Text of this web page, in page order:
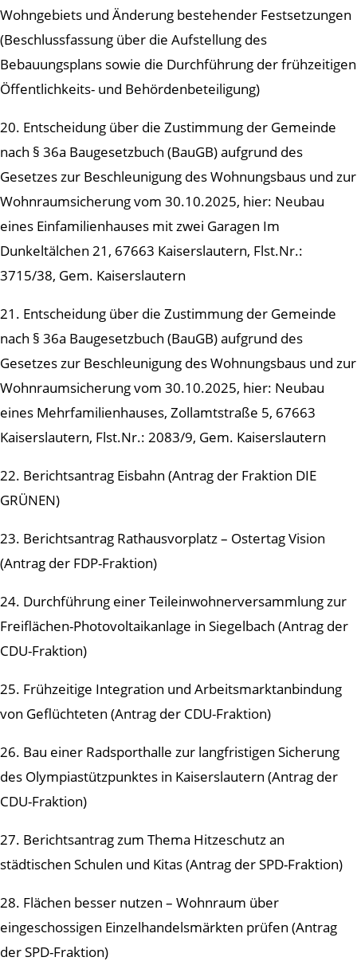
Wohngebiets und Änderung bestehender Festsetzungen
(Beschlussfassung über die Aufstellung des
Bebauungsplans sowie die Durchführung der frühzeitigen
Öffentlichkeits- und Behördenbeteiligung)
20. Entscheidung über die Zustimmung der Gemeinde
nach § 36a Baugesetzbuch (BauGB) aufgrund des
Gesetzes zur Beschleunigung des Wohnungsbaus und zur
Wohnraumsicherung vom 30.10.2025, hier: Neubau
eines Einfamilienhauses mit zwei Garagen Im
Dunkeltälchen 21, 67663 Kaiserslautern, Flst.Nr.:
3715/38, Gem. Kaiserslautern
21. Entscheidung über die Zustimmung der Gemeinde
nach § 36a Baugesetzbuch (BauGB) aufgrund des
Gesetzes zur Beschleunigung des Wohnungsbaus und zur
Wohnraumsicherung vom 30.10.2025, hier: Neubau
eines Mehrfamilienhauses, Zollamtstraße 5, 67663
Kaiserslautern, Flst.Nr.: 2083/9, Gem. Kaiserslautern
22. Berichtsantrag Eisbahn (Antrag der Fraktion DIE
GRÜNEN)
23. Berichtsantrag Rathausvorplatz – Ostertag Vision
(Antrag der FDP-Fraktion)
24. Durchführung einer Teileinwohnerversammlung zur
Freiflächen-Photovoltaikanlage in Siegelbach (Antrag der
CDU-Fraktion)
25. Frühzeitige Integration und Arbeitsmarktanbindung
von Geflüchteten (Antrag der CDU-Fraktion)
26. Bau einer Radsporthalle zur langfristigen Sicherung
des Olympiastützpunktes in Kaiserslautern (Antrag der
CDU-Fraktion)
27. Berichtsantrag zum Thema Hitzeschutz an
städtischen Schulen und Kitas (Antrag der SPD-Fraktion)
28. Flächen besser nutzen – Wohnraum über
eingeschossigen Einzelhandelsmärkten prüfen (Antrag
der SPD-Fraktion)